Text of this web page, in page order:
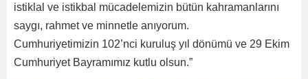
istiklal ve istikbal mücadelemizin bütün kahramanlarını
saygı, rahmet ve minnetle anıyorum.
Cumhuriyetimizin 102’nci kuruluş yıl dönümü ve 29 Ekim
Cumhuriyet Bayramımız kutlu olsun.”